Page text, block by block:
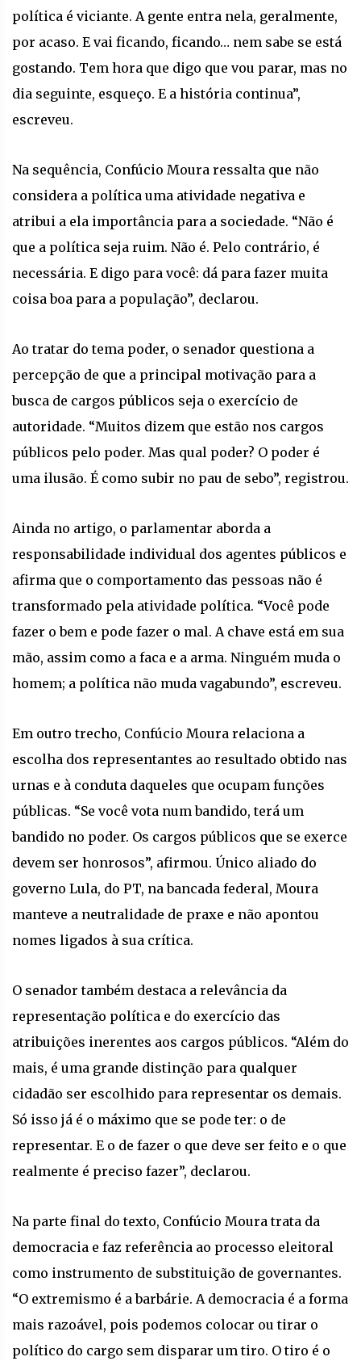
política é viciante. A gente entra nela, geralmente,
por acaso. E vai ficando, ficando… nem sabe se está
gostando. Tem hora que digo que vou parar, mas no
dia seguinte, esqueço. E a história continua”,
escreveu.
Na sequência, Confúcio Moura ressalta que não
considera a política uma atividade negativa e
atribui a ela importância para a sociedade. “Não é
que a política seja ruim. Não é. Pelo contrário, é
necessária. E digo para você: dá para fazer muita
coisa boa para a população”, declarou.
Ao tratar do tema poder, o senador questiona a
percepção de que a principal motivação para a
busca de cargos públicos seja o exercício de
autoridade. “Muitos dizem que estão nos cargos
públicos pelo poder. Mas qual poder? O poder é
uma ilusão. É como subir no pau de sebo”, registrou.
Ainda no artigo, o parlamentar aborda a
responsabilidade individual dos agentes públicos e
afirma que o comportamento das pessoas não é
transformado pela atividade política. “Você pode
fazer o bem e pode fazer o mal. A chave está em sua
mão, assim como a faca e a arma. Ninguém muda o
homem; a política não muda vagabundo”, escreveu.
Em outro trecho, Confúcio Moura relaciona a
escolha dos representantes ao resultado obtido nas
urnas e à conduta daqueles que ocupam funções
públicas. “Se você vota num bandido, terá um
bandido no poder. Os cargos públicos que se exerce
devem ser honrosos”, afirmou. Único aliado do
governo Lula, do PT, na bancada federal, Moura
manteve a neutralidade de praxe e não apontou
nomes ligados à sua crítica.
O senador também destaca a relevância da
representação política e do exercício das
atribuições inerentes aos cargos públicos. “Além do
mais, é uma grande distinção para qualquer
cidadão ser escolhido para representar os demais.
Só isso já é o máximo que se pode ter: o de
representar. E o de fazer o que deve ser feito e o que
realmente é preciso fazer”, declarou.
Na parte final do texto, Confúcio Moura trata da
democracia e faz referência ao processo eleitoral
como instrumento de substituição de governantes.
“O extremismo é a barbárie. A democracia é a forma
mais razoável, pois podemos colocar ou tirar o
político do cargo sem disparar um tiro. O tiro é o